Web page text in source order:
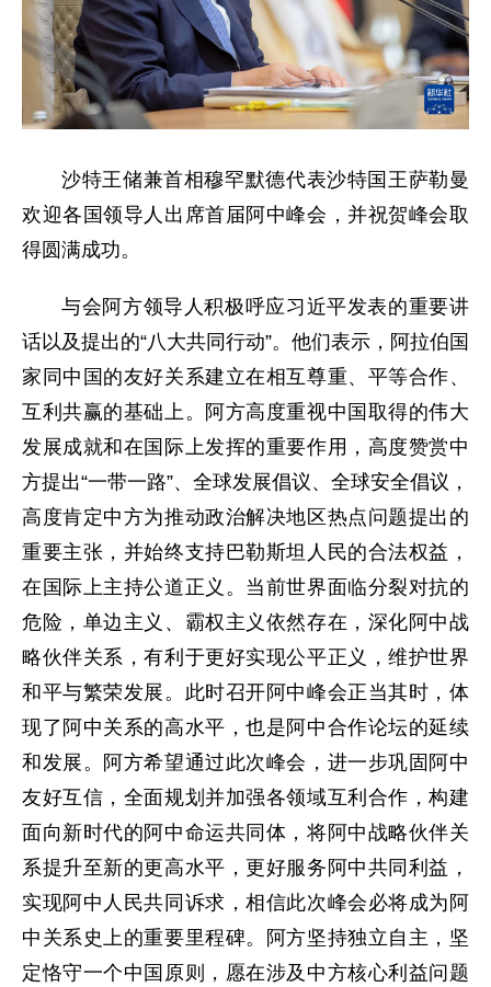
沙特王储兼首相穆罕默德代表沙特国王萨勒曼
欢迎各国领导人出席首届阿中峰会，并祝贺峰会取
得圆满成功。
与会阿方领导人积极呼应习近平发表的重要讲
话以及提出的“八大共同行动”。他们表示，阿拉伯国
家同中国的友好关系建立在相互尊重、平等合作、
互利共赢的基础上。阿方高度重视中国取得的伟大
发展成就和在国际上发挥的重要作用，高度赞赏中
方提出“一带一路”、全球发展倡议、全球安全倡议，
高度肯定中方为推动政治解决地区热点问题提出的
重要主张，并始终支持巴勒斯坦人民的合法权益，
在国际上主持公道正义。当前世界面临分裂对抗的
危险，单边主义、霸权主义依然存在，深化阿中战
略伙伴关系，有利于更好实现公平正义，维护世界
和平与繁荣发展。此时召开阿中峰会正当其时，体
现了阿中关系的高水平，也是阿中合作论坛的延续
和发展。阿方希望通过此次峰会，进一步巩固阿中
友好互信，全面规划并加强各领域互利合作，构建
面向新时代的阿中命运共同体，将阿中战略伙伴关
系提升至新的更高水平，更好服务阿中共同利益，
实现阿中人民共同诉求，相信此次峰会必将成为阿
中关系史上的重要里程碑。阿方坚持独立自主，坚
定恪守一个中国原则，愿在涉及中方核心利益问题